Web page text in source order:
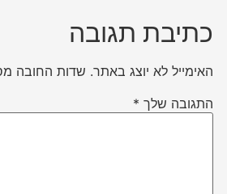
כתיבת תגובה
האימייל לא יוצג באתר. שדות החובה
התגובה שלך *